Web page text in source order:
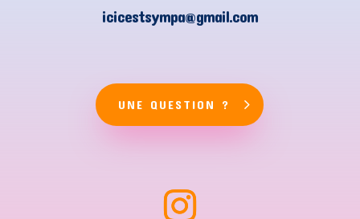
icicestsympa@gmail.com
UNE QUESTION ?